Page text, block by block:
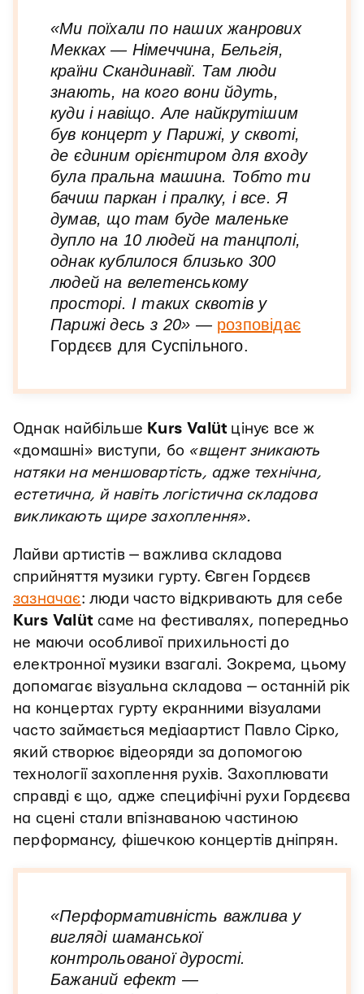
«Ми поїхали по наших жанрових
Мекках — Німеччина, Бельгія,
країни Скандинавії. Там люди
знають, на кого вони йдуть,
куди і навіщо. Але найкрутішим
був концерт у Парижі, у сквоті,
де єдиним орієнтиром для входу
була пральна машина. Тобто ти
бачиш паркан і пралку, і все. Я
думав, що там буде маленьке
дупло на 10 людей на танцполі,
однак кублилося близько 300
людей на велетенському
просторі. І таких сквотів у
Парижі десь з 20» — розповідає
Гордєєв для Суспільного.
Однак найбільше Kurs Valüt цінує все ж
«домашні» виступи, бо «вщент зникають
натяки на меншовартість, адже технічна,
естетична, й навіть логістична складова
викликають щире захоплення».
Лайви артистів — важлива складова
сприйняття музики гурту. Євген Гордєєв
зазначає: люди часто відкривають для себе
Kurs Valütсаме на фестивалях, попередньо
не маючи особливої прихильності до
електронної музики взагалі. Зокрема, цьому
допомагає візуальна складова — останній рік
на концертах гурту екранними візуалами
часто займається медіаартист Павло Сірко,
який створює відеоряди за допомогою
технології захоплення рухів. Захоплювати
справді є що, адже специфічні рухи Гордєєва
на сцені стали впізнаваною частиною
перформансу, фішечкою концертів дніпрян.
«Перформативність важлива у
вигляді шаманської
контрольованої дурості.
Бажаний ефект —